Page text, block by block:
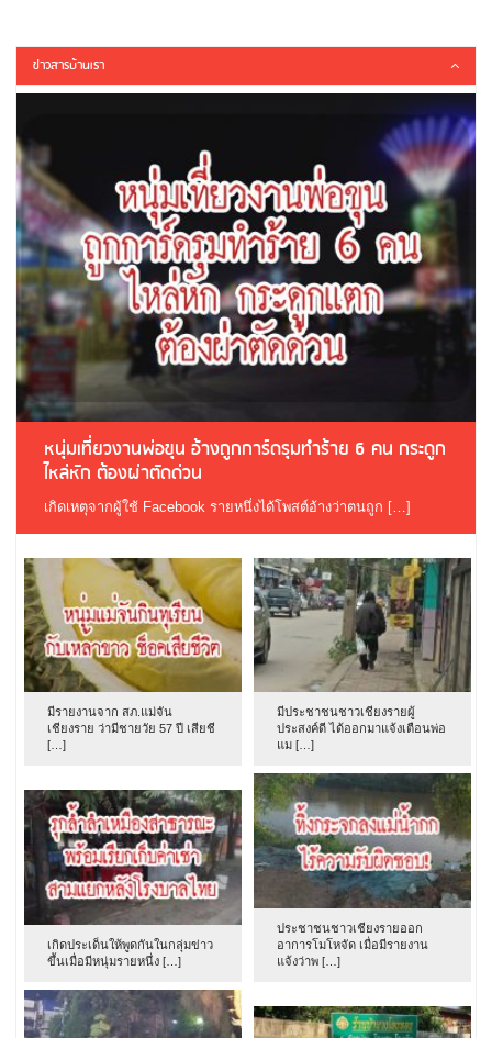
ข่าวสารบ้านเรา
หนุ่มเที่ยวงานพ่อขุน อ้างถูกการ์ดรุมทำร้าย 6 คน กระดูก
ไหล่หัก ต้องผ่าตัดด่วน
เกิดเหตุจากผู้ใช้ Facebook รายหนึ่งได้โพสต์อ้างว่าตนถูก […]
มีรายงานจาก สภ.แม่จัน
เชียงราย ว่ามีชายวัย 57 ปี เสียชี
[…]
มีประชาชนชาวเชียงรายผู้
ประสงค์ดี ได้ออกมาแจ้งเตือนพ่อ
แม […]
เกิดประเด็นให้พูดกันในกลุ่มข่าว
ขึ้นเมื่อมีหนุ่มรายหนึ่ง […]
ประชาชนชาวเชียงรายออก
อาการโมโหจัด เมื่อมีรายงาน
แจ้งว่าพ […]